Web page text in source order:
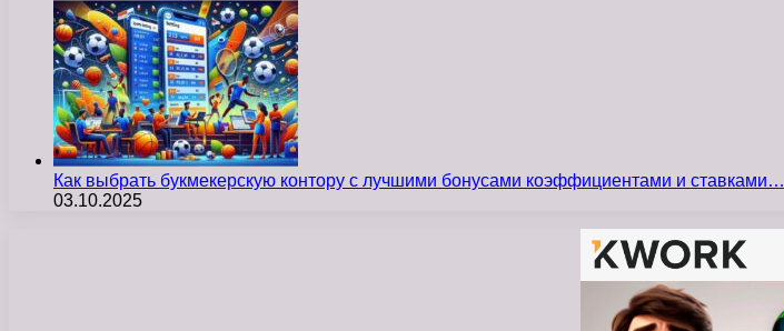
Как выбрать букмекерскую контору с лучшими бонусами коэффициентами и ставками…
03.10.2025